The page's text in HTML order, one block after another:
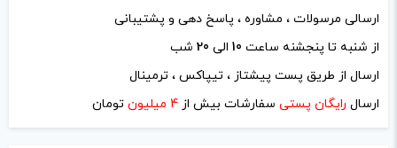
ارسالی مرسولات ، مشاوره ، پاسخ دهی و پشتیبانی
از شنبه تا پنجشنه ساعت 10 الی 20 شب
ارسال از طریق پست پیشتاز ، تیپاکس ، ترمینال
ارسال رایگان پستی سفارشات بیش از 4 میلیون تومان